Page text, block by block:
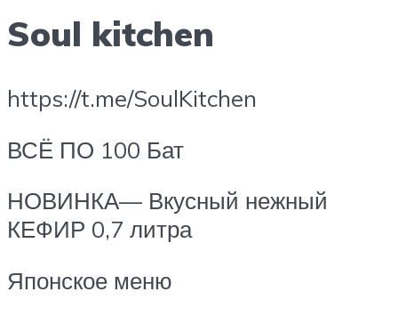
Soul kitchen
https://t.me/SoulKitchen
ВСЁ ПО 100 Бат
НОВИНКА— Вкусный нежный
КЕФИР 0,7 литра
Японское меню